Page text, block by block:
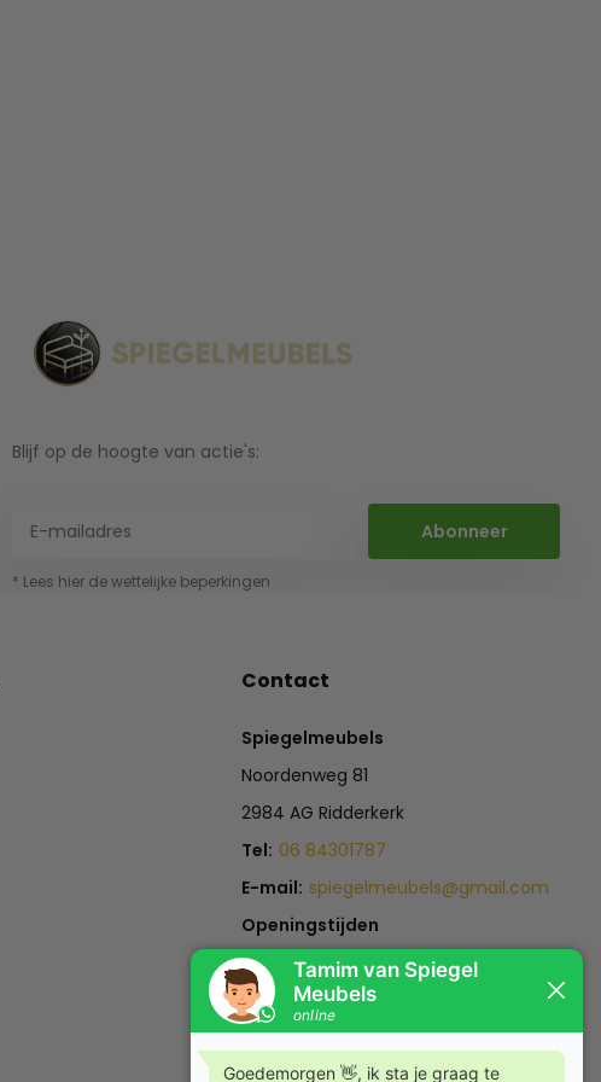
Blijf op de hoogte van actie's:
Abonneer
* Lees hier de wettelijke beperkingen
Contact
Spiegelmeubels
Noordenweg 81
2984 AG Ridderkerk
Tel: 06 84301787
E-mail: spiegelmeubels@gmail.com
Openingstijden
Maandag t/m Zaterdag:12:00 -18:00
Zondag:Gesloten